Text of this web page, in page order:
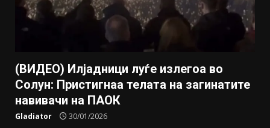
(ВИДЕО) Илјадници луѓе излегоа во
Солун: Пристигнаа телата на загинатите
навивачи на ПАОК
Gladiator 30/01/2026